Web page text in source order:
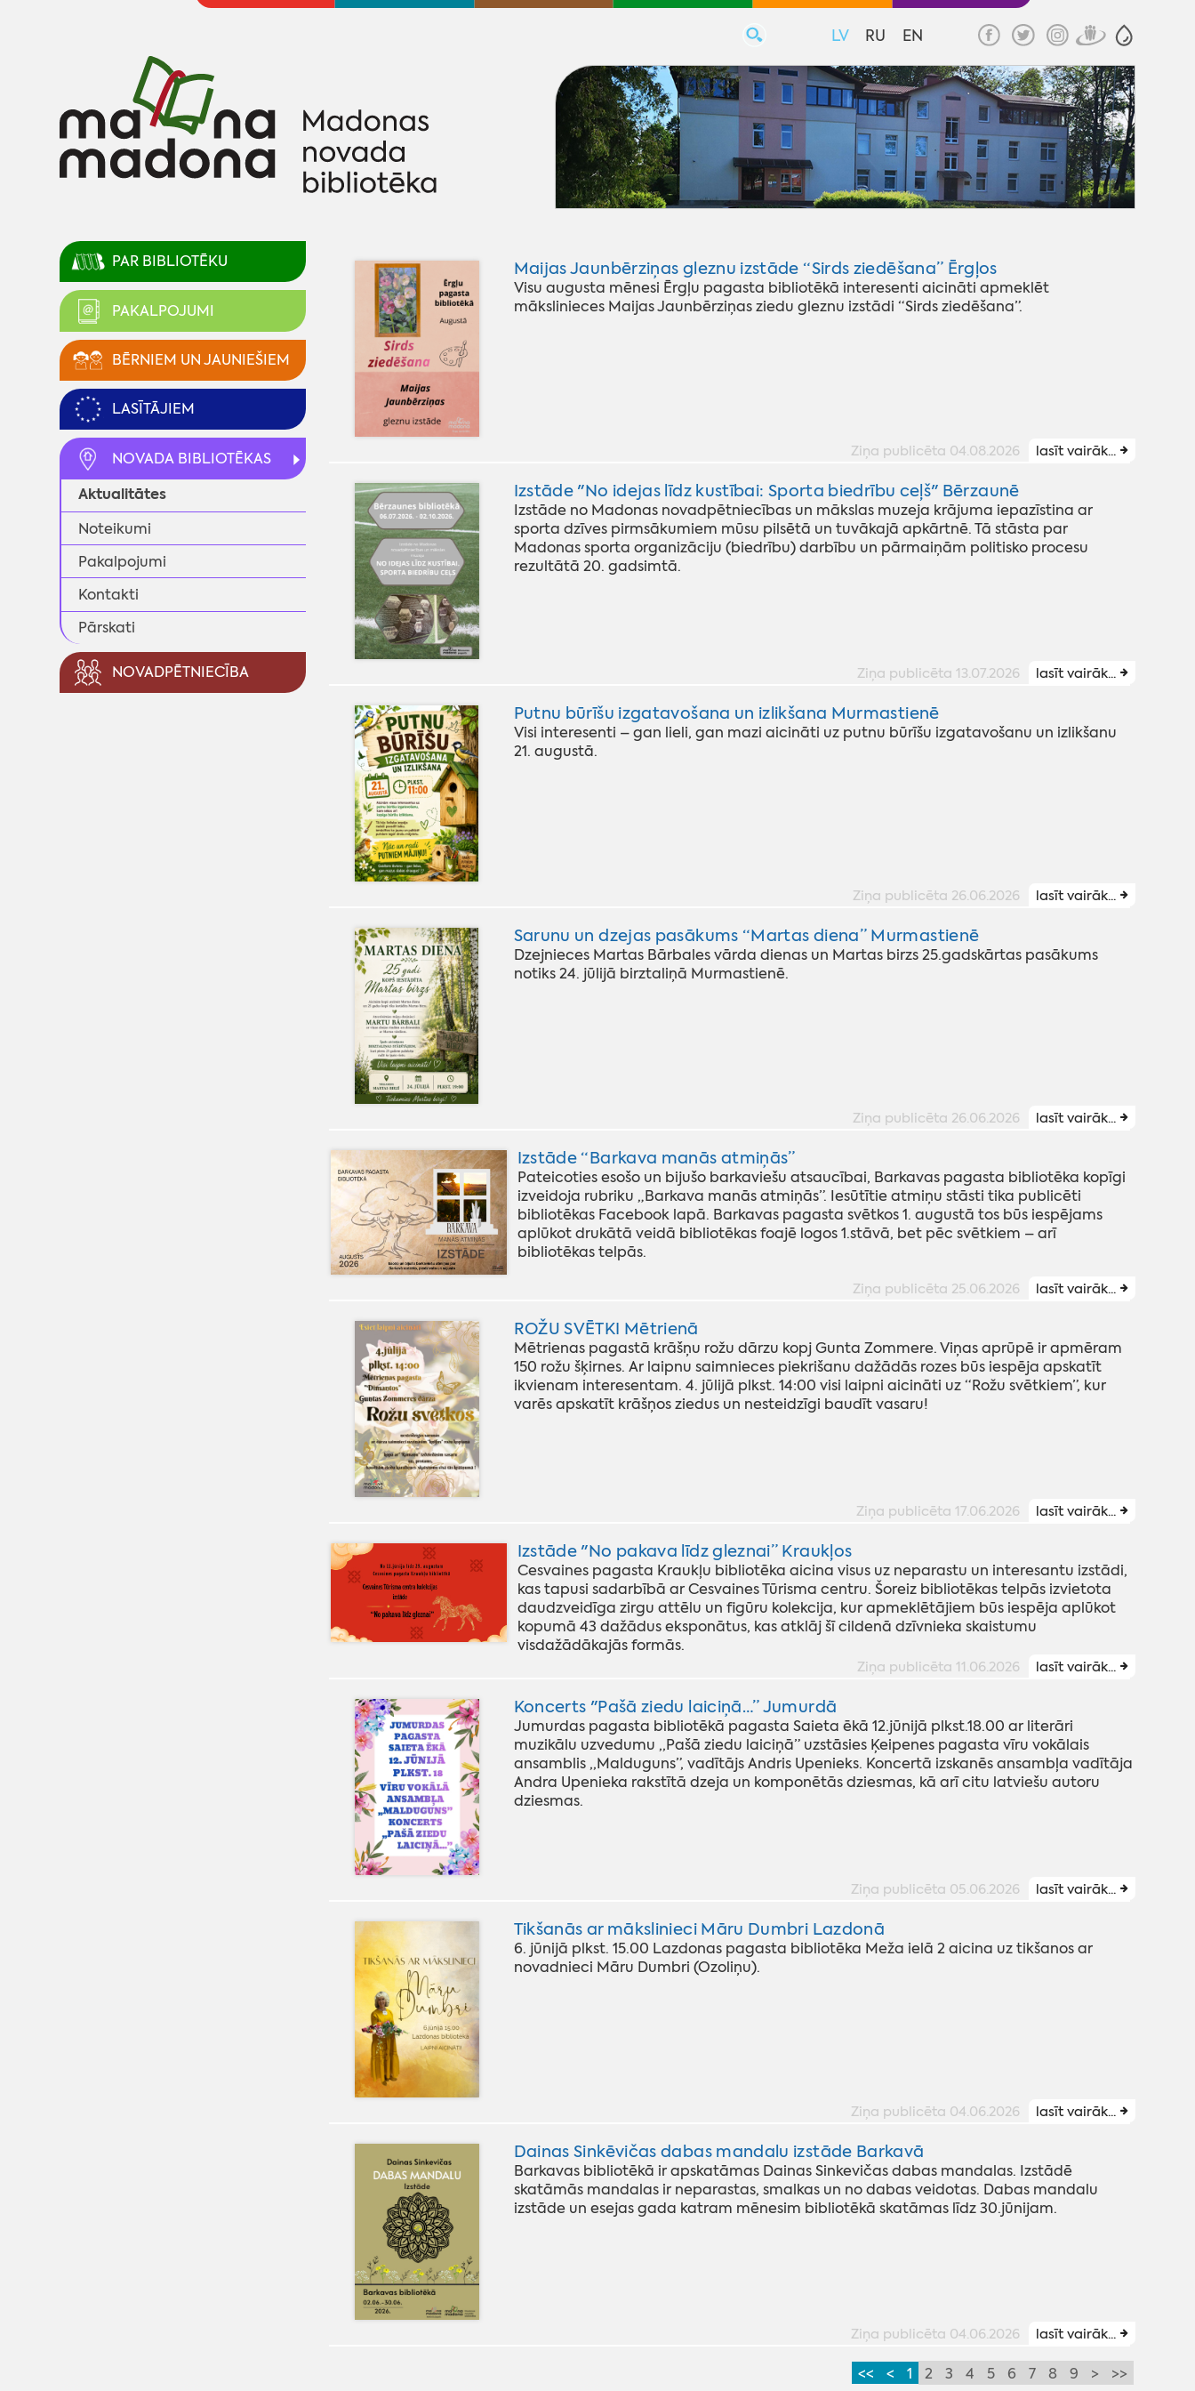
LV RU EN
PAR BIBLIOTĒKU
PAKALPOJUMI
BĒRNIEM UN JAUNIEŠIEM
LASĪTĀJIEM
NOVADA BIBLIOTĒKAS
Aktualitātes
Noteikumi
Pakalpojumi
Kontakti
Pārskati
NOVADPĒTNIECĪBA
Maijas Jaunbērziņas gleznu izstāde “Sirds ziedēšana” Ērgļos
Visu augusta mēnesi Ērgļu pagasta bibliotēkā interesenti aicināti apmeklēt
mākslinieces Maijas Jaunbērziņas ziedu gleznu izstādi “Sirds ziedēšana”.
Ziņa publicēta 04.08.2026 lasīt vairāk...
Izstāde "No idejas līdz kustībai: Sporta biedrību ceļš" Bērzaunē
Izstāde no Madonas novadpētniecības un mākslas muzeja krājuma iepazīstina ar
sporta dzīves pirmsākumiem mūsu pilsētā un tuvākajā apkārtnē. Tā stāsta par
Madonas sporta organizāciju (biedrību) darbību un pārmaiņām politisko procesu
rezultātā 20. gadsimtā.
Ziņa publicēta 13.07.2026 lasīt vairāk...
Putnu būrīšu izgatavošana un izlikšana Murmastienē
Visi interesenti – gan lieli, gan mazi aicināti uz putnu būrīšu izgatavošanu un izlikšanu
21. augustā.
Ziņa publicēta 26.06.2026 lasīt vairāk...
Sarunu un dzejas pasākums “Martas diena” Murmastienē
Dzejnieces Martas Bārbales vārda dienas un Martas birzs 25.gadskārtas pasākums
notiks 24. jūlijā birztaliņā Murmastienē.
Ziņa publicēta 26.06.2026 lasīt vairāk...
Izstāde “Barkava manās atmiņās”
Pateicoties esošo un bijušo barkaviešu atsaucībai, Barkavas pagasta bibliotēka kopīgi
izveidoja rubriku „Barkava manās atmiņās”. Iesūtītie atmiņu stāsti tika publicēti
bibliotēkas Facebook lapā. Barkavas pagasta svētkos 1. augustā tos būs iespējams
aplūkot drukātā veidā bibliotēkas foajē logos 1.stāvā, bet pēc svētkiem – arī
bibliotēkas telpās.
Ziņa publicēta 25.06.2026 lasīt vairāk...
ROŽU SVĒTKI Mētrienā
Mētrienas pagastā krāšņu rožu dārzu kopj Gunta Zommere. Viņas aprūpē ir apmēram
150 rožu šķirnes. Ar laipnu saimnieces piekrišanu dažādās rozes būs iespēja apskatīt
ikvienam interesentam. 4. jūlijā plkst. 14:00 visi laipni aicināti uz “Rožu svētkiem”, kur
varēs apskatīt krāšņos ziedus un nesteidzīgi baudīt vasaru!
Ziņa publicēta 17.06.2026 lasīt vairāk...
Izstāde "No pakava līdz gleznai” Kraukļos
Cesvaines pagasta Kraukļu bibliotēka aicina visus uz neparastu un interesantu izstādi,
kas tapusi sadarbībā ar Cesvaines Tūrisma centru. Šoreiz bibliotēkas telpās izvietota
daudzveidīga zirgu attēlu un figūru kolekcija, kur apmeklētājiem būs iespēja aplūkot
kopumā 43 dažādus eksponātus, kas atklāj šī cildenā dzīvnieka skaistumu
visdažādākajās formās.
Ziņa publicēta 11.06.2026 lasīt vairāk...
Koncerts "Pašā ziedu laiciņā…” Jumurdā
Jumurdas pagasta bibliotēkā pagasta Saieta ēkā 12.jūnijā plkst.18.00 ar literāri
muzikālu uzvedumu ,,Pašā ziedu laiciņā” uzstāsies Ķeipenes pagasta vīru vokālais
ansamblis ,,Malduguns”, vadītājs Andris Upenieks. Koncertā izskanēs ansambļa vadītāja
Andra Upenieka rakstītā dzeja un komponētās dziesmas, kā arī citu latviešu autoru
dziesmas.
Ziņa publicēta 05.06.2026 lasīt vairāk...
Tikšanās ar mākslinieci Māru Dumbri Lazdonā
6. jūnijā plkst. 15.00 Lazdonas pagasta bibliotēka Meža ielā 2 aicina uz tikšanos ar
novadnieci Māru Dumbri (Ozoliņu).
Ziņa publicēta 04.06.2026 lasīt vairāk...
Dainas Sinkēvičas dabas mandalu izstāde Barkavā
Barkavas bibliotēkā ir apskatāmas Dainas Sinkevičas dabas mandalas. Izstādē
skatāmās mandalas ir neparastas, smalkas un no dabas veidotas. Dabas mandalu
izstāde un esejas gada katram mēnesim bibliotēkā skatāmas līdz 30.jūnijam.
Ziņa publicēta 04.06.2026 lasīt vairāk...
<< < 1 2 3 4 5 6 7 8 9 > >>